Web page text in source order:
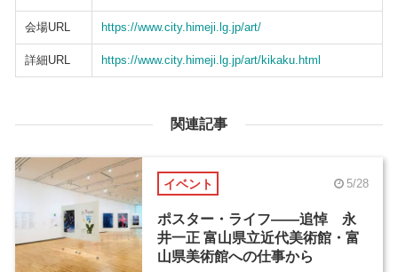
会場URL https://www.city.himeji.lg.jp/art/
詳細URL https://www.city.himeji.lg.jp/art/kikaku.html
関連記事
イベント 5/28
ポスター・ライフ――追悼 永
井一正 富山県立近代美術館・富
山県美術館への仕事から